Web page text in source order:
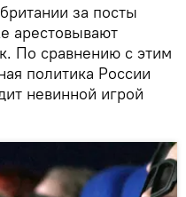
за посты
арестовывают
По сравнению с этим
политика России
невинной игрой